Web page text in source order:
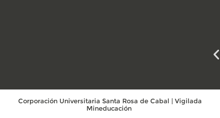
Corporación Universitaria Santa Rosa de Cabal | Vigilada
Mineducación